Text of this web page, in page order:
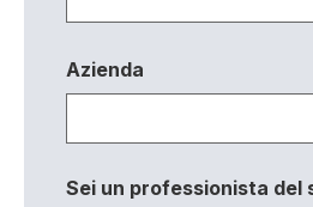
Azienda
Sei un professionista del